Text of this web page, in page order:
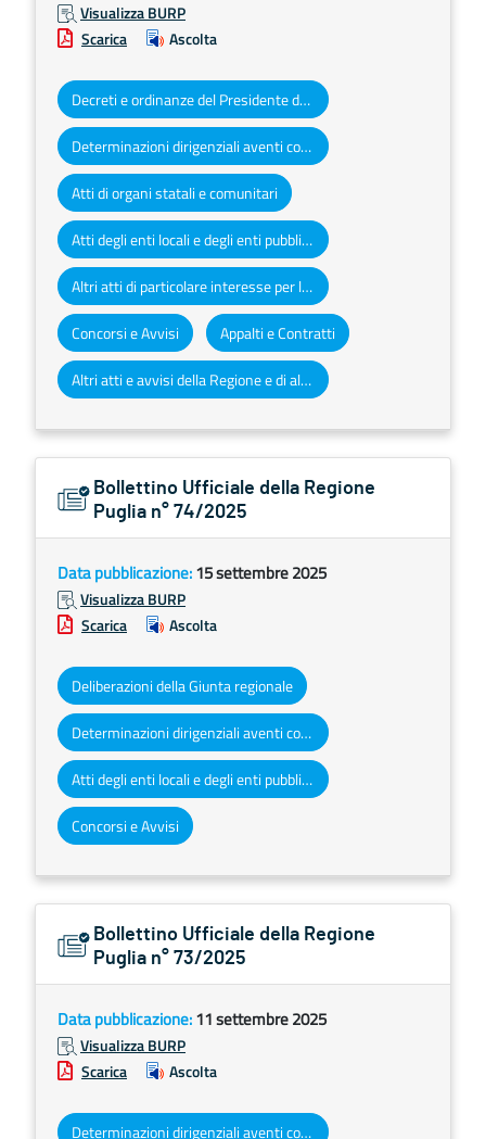
Visualizza BURP
Scarica
Ascolta
Decreti e ordinanze del Presidente della Giunta regionale
Determinazioni dirigenziali aventi contenuto di interesse generale
Atti di organi statali e comunitari
Atti degli enti locali e degli enti pubblici e privati
Altri atti di particolare interesse per la Regione Puglia
Concorsi e Avvisi Appalti e Contratti
Altri atti e avvisi della Regione e di altri enti pubblici che interessano la collettività regionale
Bollettino Ufficiale della Regione
Puglia n° 74/2025
Data pubblicazione:15 settembre 2025
Visualizza BURP
Scarica
Ascolta
Deliberazioni della Giunta regionale
Determinazioni dirigenziali aventi contenuto di interesse generale
Atti degli enti locali e degli enti pubblici e privati
Concorsi e Avvisi
Bollettino Ufficiale della Regione
Puglia n° 73/2025
Data pubblicazione:11 settembre 2025
Visualizza BURP
Scarica
Ascolta
Determinazioni dirigenziali aventi contenuto di interesse generale